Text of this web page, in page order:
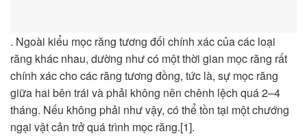
. Ngoài kiểu mọc răng tương đối chính xác của các loại
răng khác nhau, dường như có một thời gian mọc răng rất
chính xác cho các răng tương đồng, tức là, sự mọc răng
giữa hai bên trái và phải không nên chênh lệch quá 2–4
tháng. Nếu không phải như vậy, có thể tồn tại một chướng
ngại vật cản trở quá trình mọc răng.[1].